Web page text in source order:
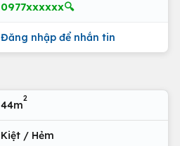
0977xxxxxx🔍
Đăng nhập để nhắn tin
44m
2
Kiệt / Hẻm